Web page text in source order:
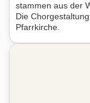
stammen aus der
Die
Pfarrkirche.